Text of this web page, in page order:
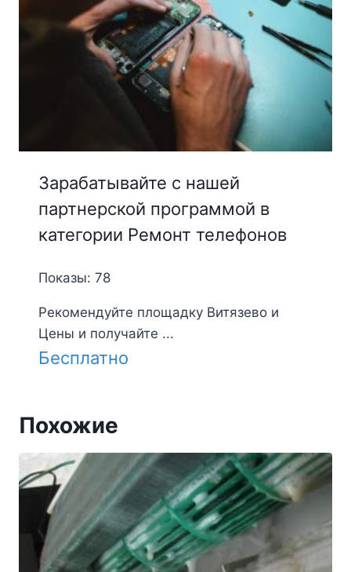
Зарабатывайте с нашей
партнерской программой в
категории Ремонт телефонов
Показы: 78
Рекомендуйте площадку Витязево и
Цены и получайте ...
Бесплатно
Похожие